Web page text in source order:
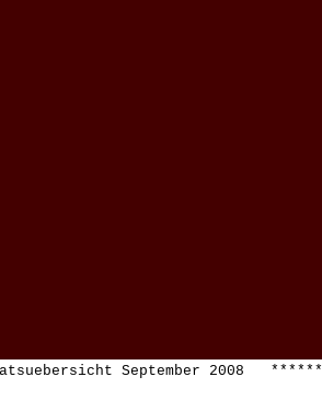
September 2008 ******